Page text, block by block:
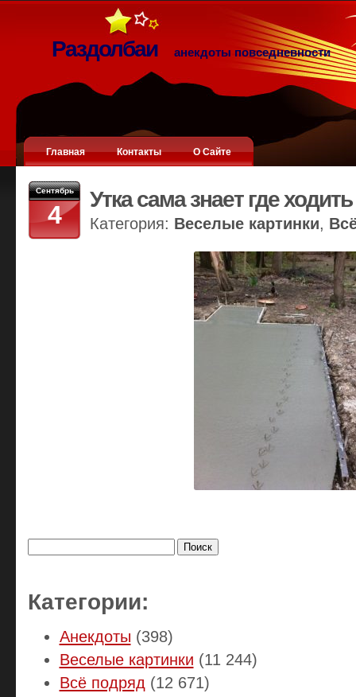
Раздолбаи анекдоты повседневности
Главная Контакты О Сайте
Сентябрь
4
Утка сама знает где ходить
Категория: Веселые картинки,
Категории:
Анекдоты (398)
Веселые картинки (11 244)
Всё подряд (12 671)